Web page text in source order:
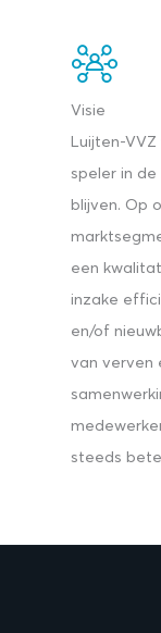
Visie
Luijten-
speler in
blijven. Op
een
inzake
en/of
van verven
steeds